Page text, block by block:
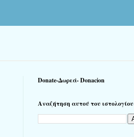
Donate-Δωρεά- Donacion
Αναζήτηση αυτού του ιστολογίου